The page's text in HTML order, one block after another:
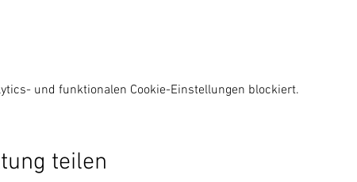
und funktionalen Cookie-Einstellungen blockiert.
teilen